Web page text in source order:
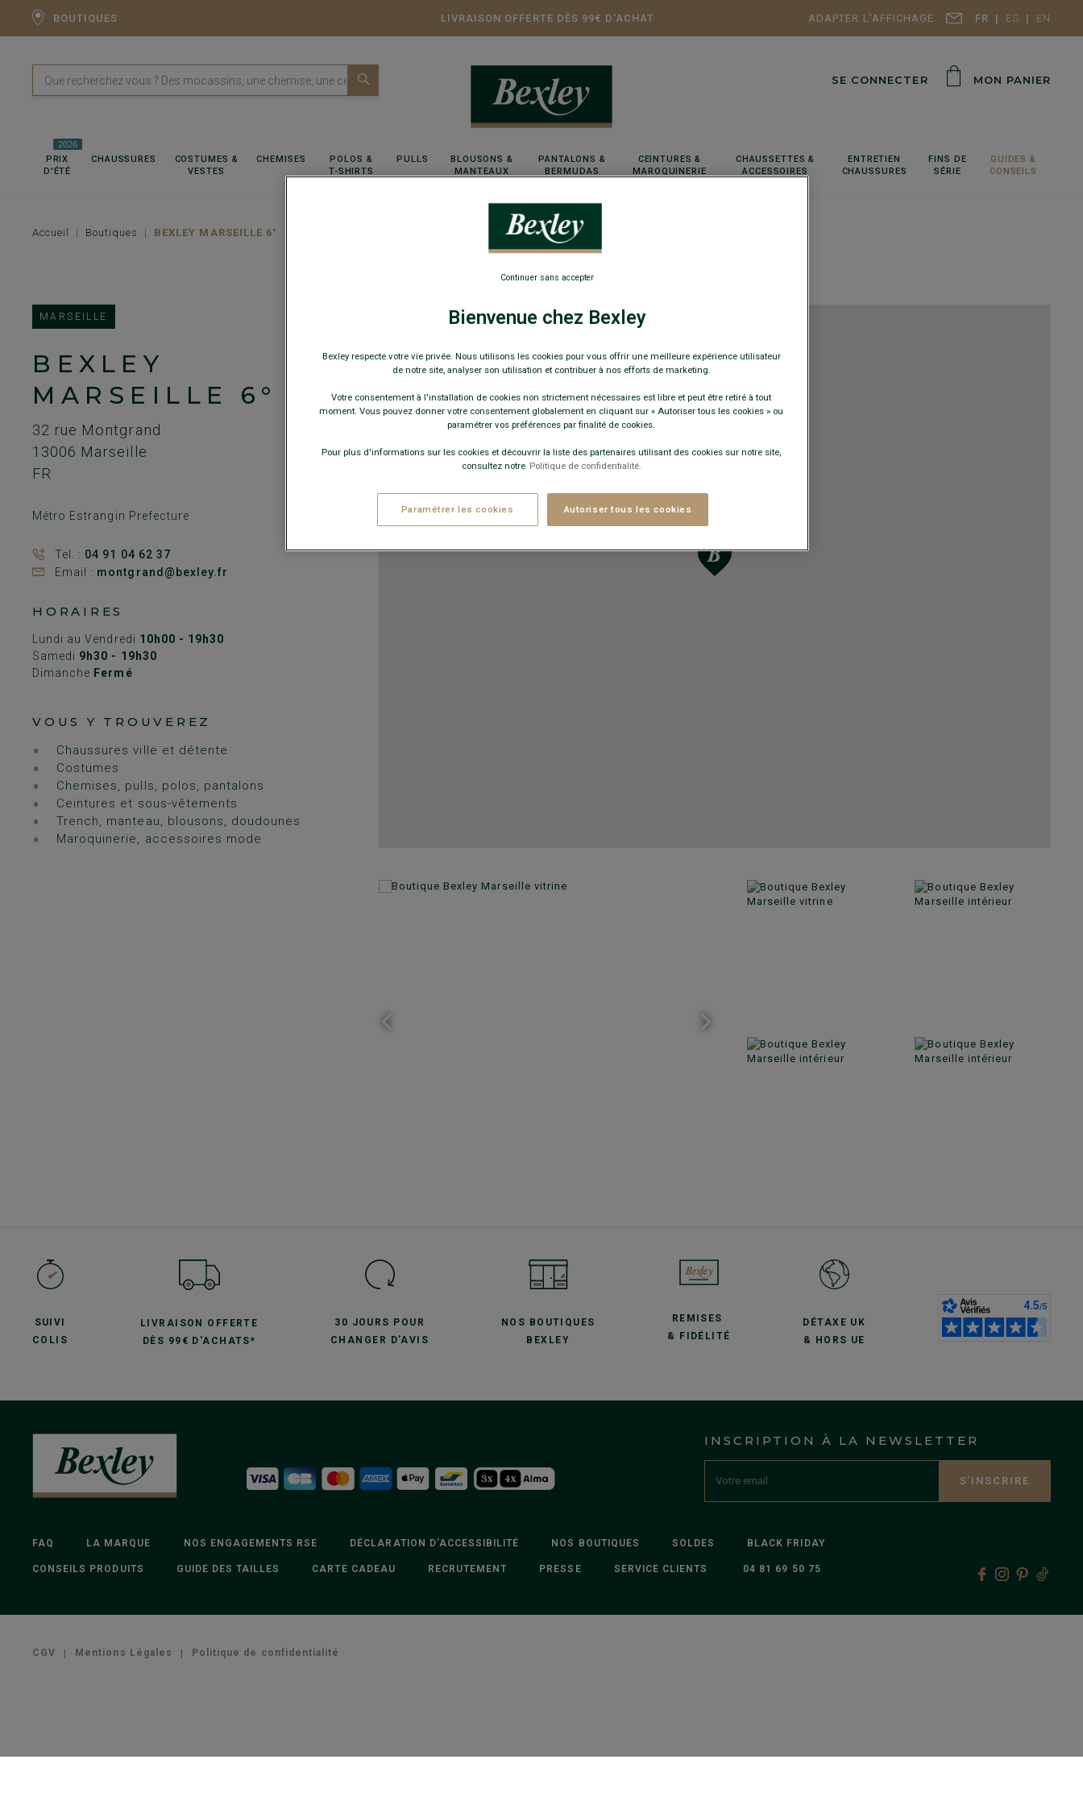
FR ES EN
BOUTIQUES LIVRAISON OFFERTE DÈS 99€ D'ACHAT ADAPTER L'AFFICHAGE
SE CONNECTER MON PANIER
PRIX
D'ÉTÉ
2026
CHAUSSURES
COSTUMES &
VESTES
CHEMISES
POLOS &
T-SHIRTS
PULLS
BLOUSONS &
MANTEAUX
PANTALONS &
BERMUDAS
CEINTURES &
MAROQUINERIE
CHAUSSETTES &
ACCESSOIRES
ENTRETIEN
CHAUSSURES
FINS DE
SÉRIE
GUIDES &
CONSEILS
Accueil Boutiques BEXLEY MARSEILLE 6°
MARSEILLE
BEXLEY
MARSEILLE 6°
32 rue Montgrand
13006 Marseille
FR
Métro Estrangin Prefecture
Tel. : 04 91 04 62 37
Email : montgrand@bexley.fr
HORAIRES
Lundi au Vendredi 10h00 - 19h30
Samedi 9h30 - 19h30
Dimanche Fermé
VOUS Y TROUVEREZ
Chaussures ville et détente
Costumes
Chemises, pulls, polos, pantalons
Ceintures et sous-vêtements
Trench, manteau, blousons, doudounes
Maroquinerie, accessoires mode
SUIVI
COLIS
LIVRAISON OFFERTE
DÈS 99€ D'ACHATS*
30 JOURS POUR
CHANGER D'AVIS
NOS BOUTIQUES
BEXLEY
REMISES
& FIDÉLITÉ
DÉTAXE UK
& HORS UE
INSCRIPTION À LA NEWSLETTER
S’INSCRIRE
FAQ LA MARQUE NOS ENGAGEMENTS RSE DÉCLARATION D’ACCESSIBILITÉ NOS BOUTIQUES SOLDES BLACK FRIDAY
CONSEILS PRODUITS GUIDE DES TAILLES CARTE CADEAU RECRUTEMENT PRESSE SERVICE CLIENTS 04 81 69 50 75
CGV | Mentions Légales | Politique de confidentialité
Bienvenue chez Bexley
Bexley respecte votre vie privée. Nous utilisons les cookies pour vous offrir une meilleure expérience utilisateur
de notre site, analyser son utilisation et contribuer à nos efforts de marketing.
Votre consentement à l'installation de cookies non strictement nécessaires est libre et peut être retiré à tout
moment. Vous pouvez donner votre consentement globalement en cliquant sur « Autoriser tous les cookies » ou
paramétrer vos préférences par finalité de cookies.
Pour plus d'informations sur les cookies et découvrir la liste des partenaires utilisant des cookies sur notre site,
consultez notre Politique de confidentialité.
Paramétrer les cookies Autoriser tous les cookies
Continuer sans accepter